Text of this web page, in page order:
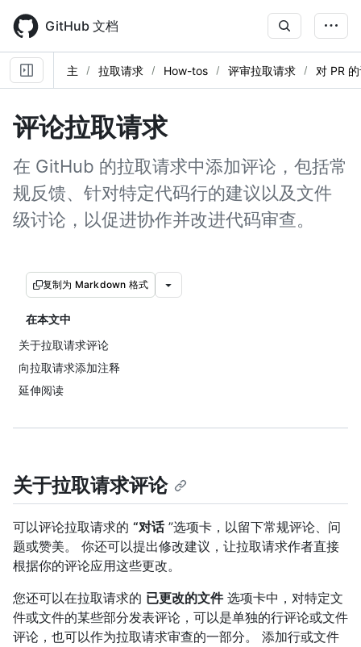
main
content
GitHub 文档
主 拉取请求 How-tos 评审拉取请求 对 PR
评论拉取请求
在 GitHub 的拉取请求中添加评论，包括常
规反馈、针对特定代码行的建议以及文件
级讨论，以促进协作并改进代码审查。
复制为 Markdown 格式
在本文中
关于拉取请求评论
向拉取请求添加注释
延伸阅读
关于拉取请求评论
可以评论拉取请求的 “对话”选项卡，以留下常规评论、问
题或赞美。 你还可以提出修改建议，让拉取请求作者直接
根据你的评论应用这些更改。
您还可以在拉取请求的 已更改的文件选项卡中，对特定文
件或文件的某些部分发表评论，可以是单独的行评论或文件
评论，也可以作为拉取请求审查的一部分。 添加行或文件